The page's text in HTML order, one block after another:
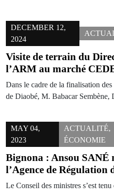
DECEMBER 12,
2024
Visite de terrain du
l’ARM au marché
Dans le cadre de la finalisation
de Diaobé, M. Babacar
MAY 04,
2023
ACTUALITÉ,
ÉCONOMIE
Bignona : Ansou SANÉ
l’Agence de Régulation
Le Conseil des ministres s’est